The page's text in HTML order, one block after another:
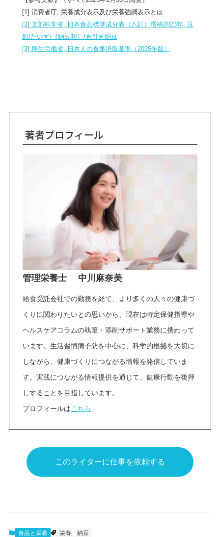
[1] 消費者庁, 栄養成分表示及び栄養強調表示とは
[2] 文部科学省, 日本食品標準成分表（八訂）増補2023年, 豆
類/だいず/［納豆類］/糸引き納豆
[3] 厚生労働省, 日本人の食事摂取基準（2025年版）
著者プロフィール
管理栄養士 中川麻奈美
給食受託会社での勤務を経て、より多くの人々の健康づ
くりに関わりたいとの思いから、現在は特定保健指導や
ヘルスケアコラムの執筆・添削サポート業務に携わって
います。生活習慣病予防を中心に、科学的根拠を大切に
しながら、健康づくりにつながる情報を発信していま
す。実践につながる情報提供を通じて、健康行動を後押
しすることを目指しています。
プロフィールはこちら
このライターに仕事を依頼する
食品と栄養 栄養 納豆